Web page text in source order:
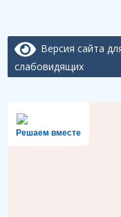
Версия сайта
слабовидящих
Решаем вместе